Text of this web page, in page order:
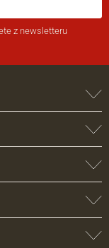
z newsletteru